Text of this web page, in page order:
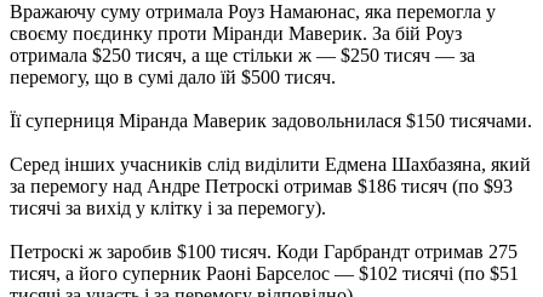
Вражаючу суму отримала Роуз Намаюнас, яка перемогла у
своєму поєдинку проти Міранди Маверик. За бій Роуз
отримала $250 тисяч, а ще стільки ж — $250 тисяч — за
перемогу, що в сумі дало їй $500 тисяч.
Її суперниця Міранда Маверик задовольнилася $150 тисячами.
Серед інших учасників слід виділити Едмена Шахбазяна, який
за перемогу над Андре Петроскі отримав $186 тисяч (по $93
тисячі за вихід у клітку і за перемогу).
Петроскі ж заробив $100 тисяч. Коди Гарбрандт отримав 275
тисяч, а його суперник Раоні Барселос — $102 тисячі (по $51